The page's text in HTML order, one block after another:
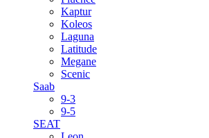
Kaptur
Koleos
Laguna
Latitude
Megane
Scenic
Saab
9-3
9-5
SEAT